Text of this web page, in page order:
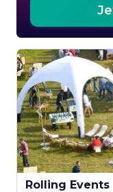
Rolling Events